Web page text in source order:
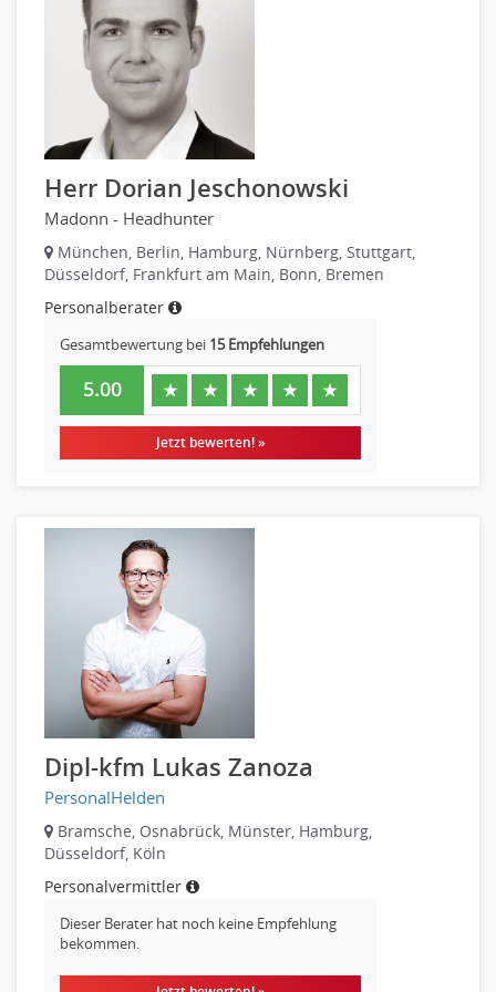
Investment-Banking
Kreditanalyse
Banken, Finanzdienstleister und Versicherungen Leitung,
Teamleitung
Mergers & Acquisitions
Privatkundengeschäft
Mathematik, Produkt, Statistik
Versicherung: Sachbearbeitung
Zahlungsverkehr
Ausbilder
Berufsschule
Erwachsenenbildung
Kindergarten, KiTa, Vorschule
Bildung & Soziales Leitung, Teamleitung
Sozialarbeit
Unterricht: Sekundarstufe
Architektur
Fotografie, Video
Grafik- und Kommunikationsdesign
Medien-, Screen-, Webdesign
Modedesign, Schmuckdesign
Produktdesign, Industriedesign
Theater, Schauspiel, Musik, Tanz
Beschaffungslogistik
Disposition
Einkauf
Logistik
Fuhrparkmanagement
Lagerlogistik
Herr Dorian Jeschonowski
Madonn - Headhunter
München, Berlin, Hamburg, Nürnberg, Stuttgart,
Düsseldorf, Frankfurt am Main, Bonn, Bremen
Personalberater
Gesamtbewertung bei 15 Empfehlungen
5.00 ★ ★ ★ ★ ★
Jetzt bewerten! »
Dipl-kfm Lukas Zanoza
PersonalHelden
Bramsche, Osnabrück, Münster, Hamburg,
Düsseldorf, Köln
Personalvermittler
Dieser Berater hat noch keine Empfehlung
bekommen.